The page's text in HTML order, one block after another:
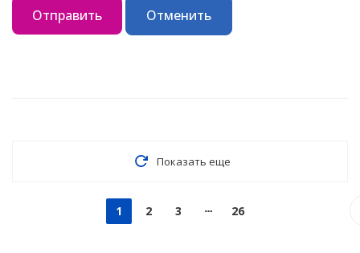
Отправить Отменить
Показать еще
1 2 3 26